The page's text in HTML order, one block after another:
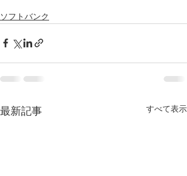
ソフトバンク
最新記事 すべて表示